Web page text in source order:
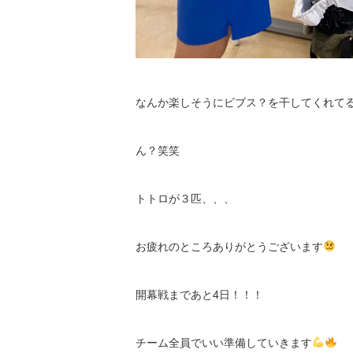
なんか楽しそうにビブス？を干してくれて
ん？笑笑
トトロが３匹、、、
お疲れのところありがとうございます
開幕戦まであと4日！！！
チーム全員でいい準備していきます